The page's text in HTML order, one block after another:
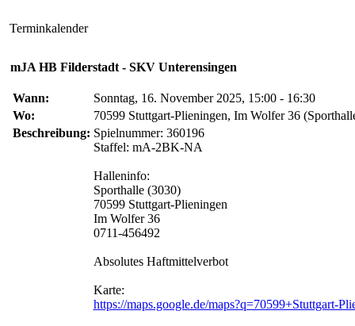
Terminkalender
mJA HB Filderstadt - SKV Unterensingen
Wann:
Sonntag, 16. November 2025, 15:00 - 16:30
Wo:
70599 Stuttgart-Plieningen, Im Wolfer 36
Beschreibung: Spielnummer: 360196
Staffel: mA-2BK-NA
Halleninfo:
Sporthalle (3030)
70599 Stuttgart-Plieningen
Im Wolfer 36
0711-456492
Absolutes Haftmittelverbot
Karte:
https://maps.google.de/maps?q=70599+Stuttgart-